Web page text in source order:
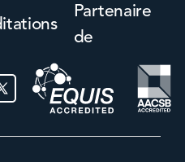
Partenaire
de